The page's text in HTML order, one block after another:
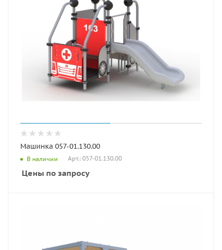
Машинка 057-01.130.00
В наличии Арт.: 057-01.130.00
Цены по запросу